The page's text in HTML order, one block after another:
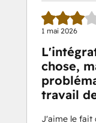
1 mai 2026
chose,
travail
J'aime le fait